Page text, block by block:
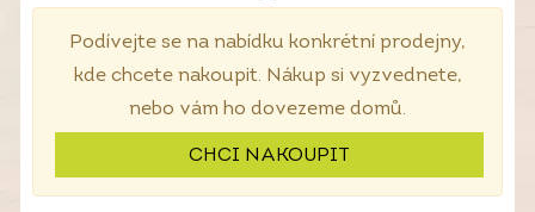
Podívejte se na nabídku konkrétní prodejny,
kde chcete nakoupit. Nákup si vyzvednete,
nebo vám ho dovezeme domů.
CHCI NAKOUPIT